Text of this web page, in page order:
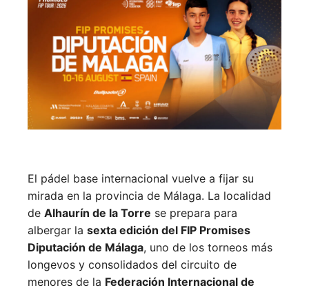
El pádel base internacional vuelve a fijar su
mirada en la provincia de Málaga. La localidad
de Alhaurín de la Torre se prepara para
albergar la sexta edición del FIP Promises
Diputación de Málaga, uno de los torneos más
longevos y consolidados del circuito de
menores de la Federación Internacional de